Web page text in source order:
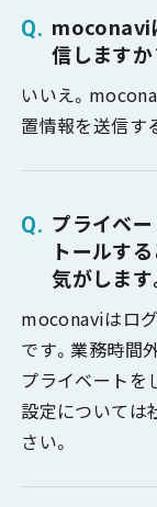
moconavi
信しますか
いいえ。
置情報を送信す
プライベ
トールす
気がします
moconaviはロ
です。業務時間
プライベートを
設定については
さい。